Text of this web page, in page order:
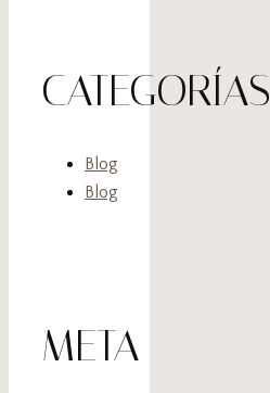
CATEGORÍAS
Blog
Blog
META